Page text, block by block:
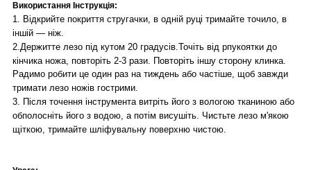
Використання Інструкція:
1. Відкрийте покриття стругачки, в одній руці тримайте точило, в
іншій — ніж.
2.Держитте лезо під кутом 20 градусів.Точіть від рпукоятки до
кінчика ножа, повторіть 2-3 рази. Повторіть іншу сторону клинка.
Радимо робити це один раз на тиждень або частіше, щоб завжди
тримати лезо ножів гострими.
3. Після точення інструмента витріть його з вологою тканиною або
обполосніть його з водою, а потім висушіть. Чистьте лезо м'якою
щіткою, тримайте шліфувальну поверхню чистою.